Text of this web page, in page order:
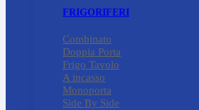
FRIGORIFERI
Combinato
Doppia Porta
Frigo Tavolo
A incasso
Monoporta
Side By Side